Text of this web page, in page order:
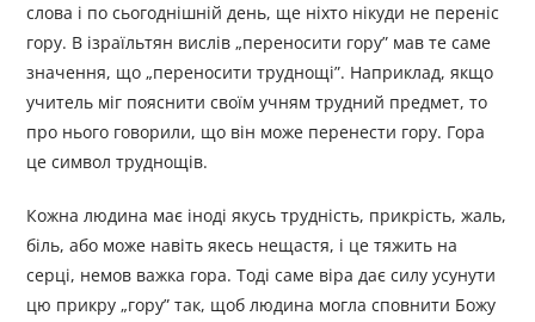
слова і по сьогоднішній день, ще ніхто нікуди не переніс
гору. В ізраїльтян вислів „переносити гору” мав те саме
значення, що „переносити труднощі”. Наприклад, якщо
учитель міг пояснити своїм учням трудний предмет, то
про нього говорили, що він може перенести гору. Гора
це символ труднощів.
Кожна людина має іноді якусь трудність, прикрість, жаль,
біль, або може навіть якесь нещастя, і це тяжить на
серці, немов важка гора. Тоді саме віра дає силу усунути
цю прикру „гору” так, щоб людина могла сповнити Божу